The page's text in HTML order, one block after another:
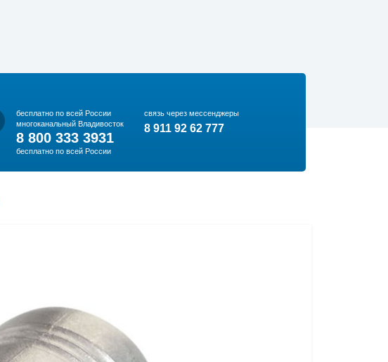
бесплатно по всей России
многоканальный Владивосток
8 800 333 3931
бесплатно по всей России
связь через мессенджеры
8 911 92 62 777